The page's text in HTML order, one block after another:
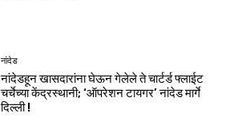
नांदेड
नांदेडहून खासदारांना घेऊन गेलेले ते चार्टर्ड फ्लाईट
चर्चेच्या केंद्रस्थानी; ‘ऑपरेशन टायगर’ नांदेड मार्गे
दिल्ली !